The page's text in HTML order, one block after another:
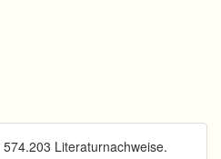
Literaturnachweise.